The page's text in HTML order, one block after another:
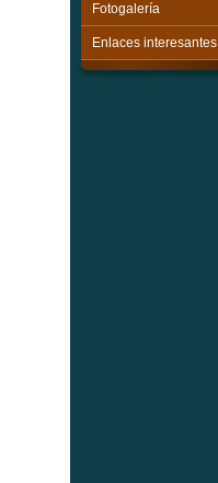
Fotogalería
Enlaces interesantes